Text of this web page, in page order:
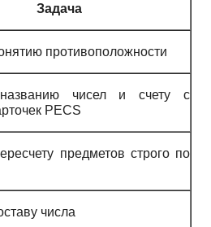
Задача
противоположности
чисел и счету с
PECS
предметов строго по
числа